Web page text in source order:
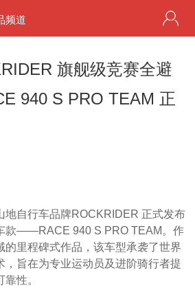
频道
旗舰级竞赛全避
940 S PRO TEAM 正
地自行车品牌ROCKRIDER 正式发布
款——RACE 940 S PRO TEAM。作
的里程碑式作品，该车型承袭了世界
，旨在为专业运动员及进阶骑行者提
性。